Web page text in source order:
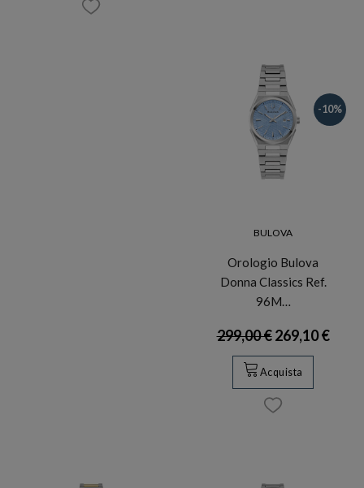
-10%
BULOVA
Orologio Bulova
Donna Classics Ref.
96M…
299,00 €269,10 €
Acquista